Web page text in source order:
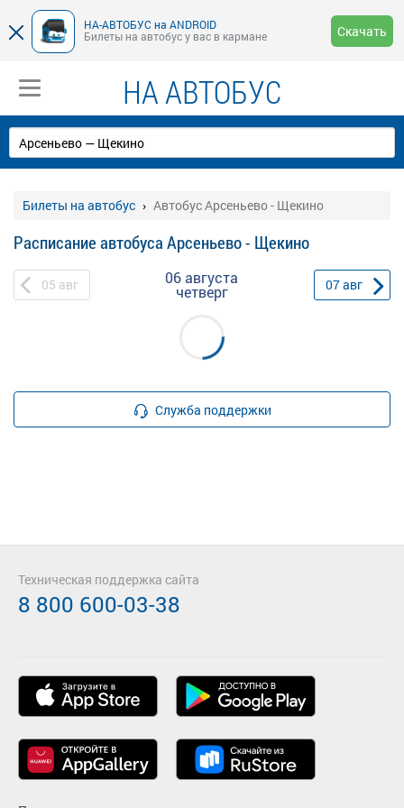
НА-АВТОБУС на ANDROID
Билеты на автобус у вас в кармане
Скачать
НА АВТОБУС
Билеты на автобус Автобус Арсеньево - Щекино
Расписание автобуса Арсеньево - Щекино
05 авг 06 августа
четверг 07авг
Служба поддержки
Техническая поддержка сайта
8 800 600-03-38